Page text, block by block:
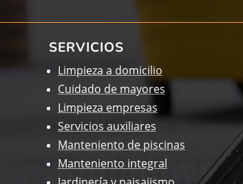
SERVICIOS
Limpieza a domicilio
Cuidado de mayores
Limpieza empresas
Servicios auxiliares
Manteniento de piscinas
Manteniento integral